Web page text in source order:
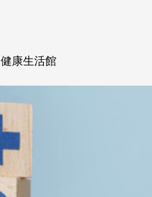
健康生活館